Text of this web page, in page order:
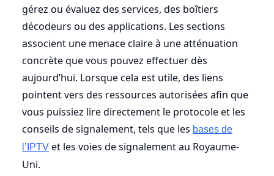
gérez ou évaluez des services, des boîtiers
décodeurs ou des applications. Les sections
associent une menace claire à une atténuation
concrète que vous pouvez effectuer dès
aujourd’hui. Lorsque cela est utile, des liens
pointent vers des ressources autorisées afin que
vous puissiez lire directement le protocole et les
conseils de signalement, tels que les bases de
l’IPTV et les voies de signalement au Royaume-
Uni.